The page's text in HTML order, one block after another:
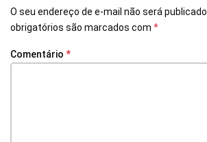
O seu endereço de e-mail não será publicado.
obrigatórios são marcados com *
Comentário *